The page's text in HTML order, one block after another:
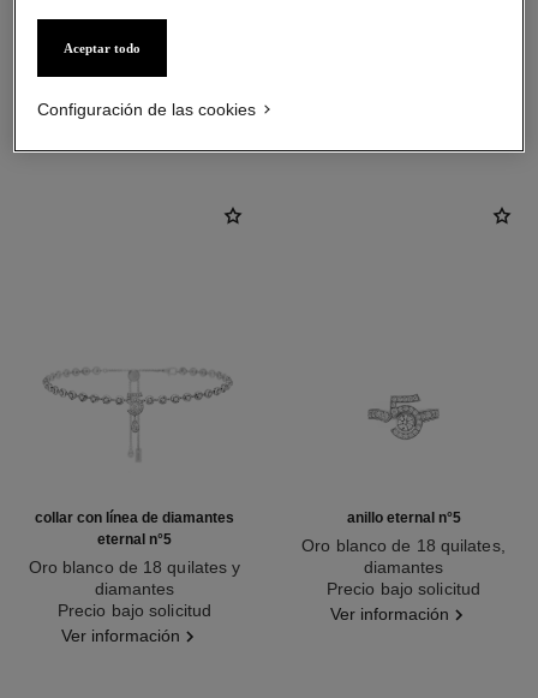
Oro blanco de 18 quilates
DESCUBRA TAMBIÉN
collar con línea de diamantes
eternal n°5
Oro blanco de 18 quilates y
diamantes
Ref. J13649
Precio bajo solicitud
Ver información
anillo eternal n°5
Oro blanco de 18 quilates,
diamantes
Ref. J12405
Precio bajo solicitud
Ver información
Aceptar todo
Configuración de las cookies